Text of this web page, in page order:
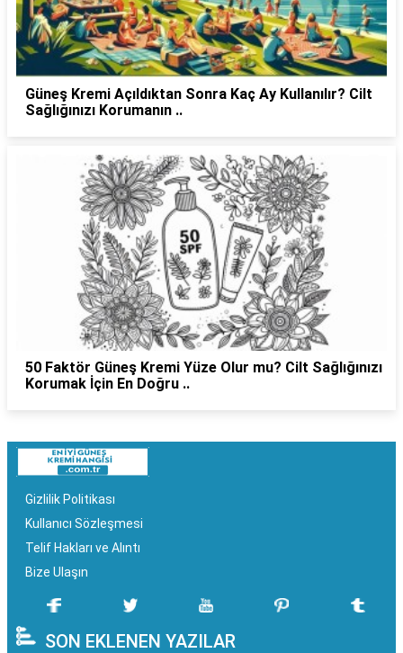
Güneş Kremi Açıldıktan Sonra Kaç Ay Kullanılır? Cilt
Sağlığınızı Korumanın ..
50 Faktör Güneş Kremi Yüze Olur mu? Cilt Sağlığınızı
Korumak İçin En Doğru ..
Gizlilik Politikası
Kullanıcı Sözleşmesi
Telif Hakları ve Alıntı
Bize Ulaşın
SON EKLENEN YAZILAR